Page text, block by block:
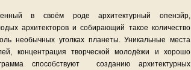
в своём роде архитектурный опенэйр,
архитекторов и собирающий такое количество
необычных уголках планеты. Уникальные места
концентрация творческой молодёжи и хорошо
способствуют созданию архитектурных